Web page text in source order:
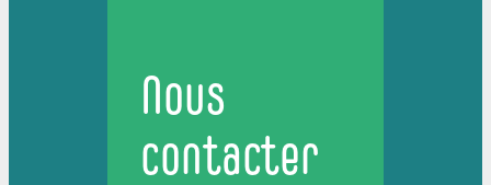
Nous
contacter